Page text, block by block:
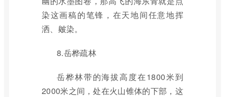
染这画稿的笔锋，在天地间任意地挥
洒、皴染。
8.岳桦疏林
岳桦林带的海拔高度在1800米到
2000米之间，处在火山锥体的下部，这